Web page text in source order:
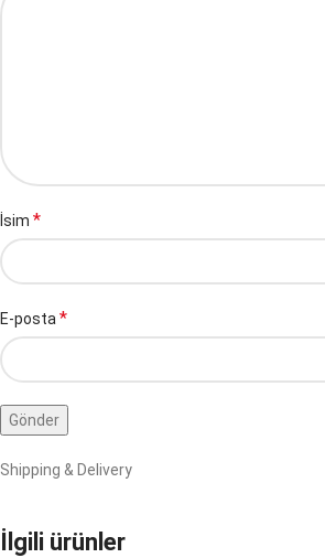
İsim *
E-posta *
Shipping & Delivery
İlgili ürünler